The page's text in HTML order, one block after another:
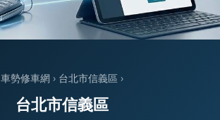
車勢修車網 › 台北市信義區 ›
台北市信義區